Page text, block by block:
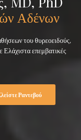
Αδένων
του θυρεοειδούς,
Ελάχιστα επεμβατικές
Ραντεβού